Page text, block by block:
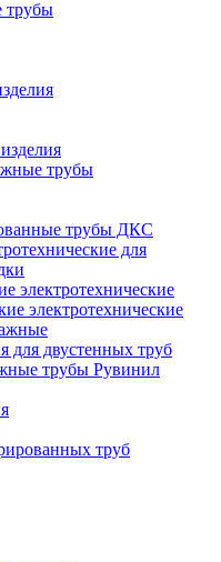
трубы
трубы
трубы ДКС
для
электротехнические
электротехнические
для двустенных труб
трубы Рувинил
труб